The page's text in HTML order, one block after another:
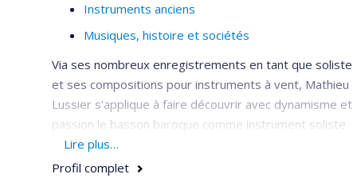
Instruments anciens
Musiques, histoire et sociétés
Via ses nombreux enregistrements en tant que soliste
et ses compositions pour instruments à vent, Mathieu
Lussier s'applique à faire découvrir avec dynamisme et
passion le basson baroque comme instrument soliste
et instrument de musique de chambre.
Lire plus…
Profil complet